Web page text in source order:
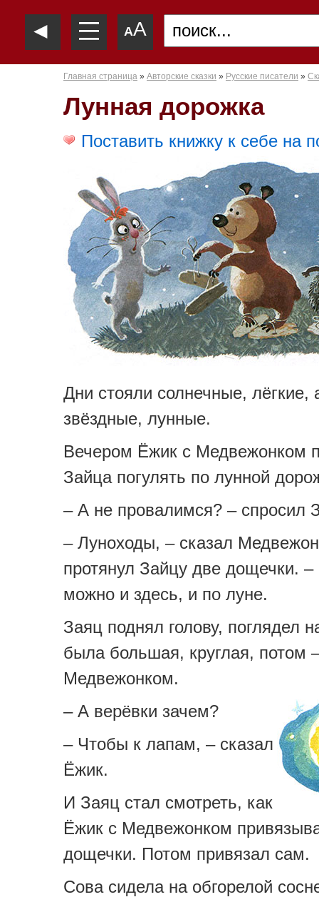
◄ —
—
— AA
Главная страница » Авторские сказки » Русские писатели »
Лунная дорожка
Поставить книжку к себе на
Дни стояли солнечные, лёгкие,
звёздные, лунные.
Вечером Ёжик с Медвежонком
Зайца погулять по лунной
– А не провалимся? – спросил
– Луноходы, – сказал
протянул Зайцу две дощечки. –
можно и здесь, и по луне.
Заяц поднял голову, поглядел
была большая, круглая, потом
Медвежонком.
– А верёвки зачем?
– Чтобы к лапам, – сказал
Ёжик.
И Заяц стал смотреть, как
Ёжик с Медвежонком
дощечки. Потом привязал сам.
Сова сидела на обгорелой